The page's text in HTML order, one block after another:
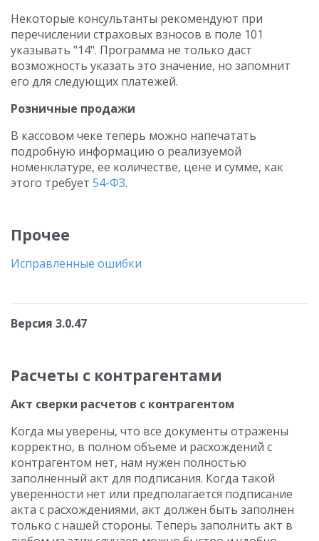
Некоторые консультанты рекомендуют при
перечислении страховых взносов в поле 101
указывать "14". Программа не только даст
возможность указать это значение, но запомнит
его для следующих платежей.
Розничные продажи
В кассовом чеке теперь можно напечатать
подробную информацию о реализуемой
номенклатуре, ее количестве, цене и сумме, как
этого требует 54-ФЗ.
Прочее
Исправленные ошибки
Версия 3.0.47
Расчеты с контрагентами
Акт сверки расчетов с контрагентом
Когда мы уверены, что все документы отражены
корректно, в полном объеме и расхождений с
контрагентом нет, нам нужен полностью
заполненный акт для подписания. Когда такой
уверенности нет или предполагается подписание
акта с расхождениями, акт должен быть заполнен
только с нашей стороны. Теперь заполнить акт в